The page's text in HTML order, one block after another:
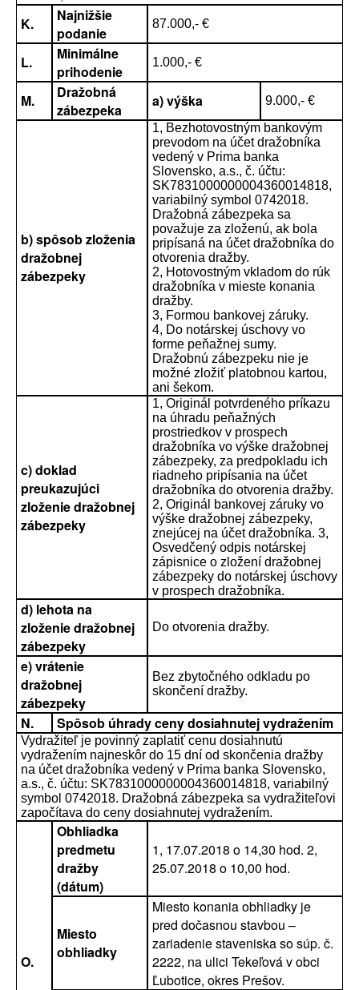
K.
Najnižšie
podanie
87.000,- €
L.
Minimálne
prihodenie
1.000,- €
M.
Dražobná
zábezpeka
a) výška 9.000,- €
b) spôsob zloženia
dražobnej
zábezpeky
1, Bezhotovostným bankovým
prevodom na účet dražobníka
vedený v Prima banka
Slovensko, a.s., č. účtu:
SK7831000000004360014818,
variabilný symbol 0742018.
Dražobná zábezpeka sa
považuje za zloženú, ak bola
pripísaná na účet dražobníka do
otvorenia dražby.
2, Hotovostným vkladom do rúk
dražobníka v mieste konania
dražby.
3, Formou bankovej záruky.
4, Do notárskej úschovy vo
forme peňažnej sumy.
Dražobnú zábezpeku nie je
možné zložiť platobnou kartou,
ani šekom.
c) doklad
preukazujúci
zloženie dražobnej
zábezpeky
1, Originál potvrdeného príkazu
na úhradu peňažných
prostriedkov v prospech
dražobníka vo výške dražobnej
zábezpeky, za predpokladu ich
riadneho pripísania na účet
dražobníka do otvorenia dražby.
2, Originál bankovej záruky vo
výške dražobnej zábezpeky,
znejúcej na účet dražobníka. 3,
Osvedčený odpis notárskej
zápisnice o zložení dražobnej
zábezpeky do notárskej úschovy
v prospech dražobníka.
d) lehota na
zloženie dražobnej
zábezpeky
Do otvorenia dražby.
e) vrátenie
dražobnej
zábezpeky
Bez zbytočného odkladu po
skončení dražby.
N. Spôsob úhrady ceny dosiahnutej vydražením
Vydražiteľ je povinný zaplatiť cenu dosiahnutú
vydražením najneskôr do 15 dní od skončenia dražby
na účet dražobníka vedený v Prima banka Slovensko,
a.s., č. účtu: SK7831000000004360014818, variabilný
symbol 0742018. Dražobná zábezpeka sa vydražiteľovi
započítava do ceny dosiahnutej vydražením.
O.
Obhliadka
predmetu
dražby
(dátum)
1, 17.07.2018 o 14,30 hod. 2,
25.07.2018 o 10,00 hod.
Miesto
obhliadky
Miesto konania obhliadky je
pred dočasnou stavbou –
zariadenie staveniska so súp. č.
2222, na ulici Tekeľová v obci
Ľubotice, okres Prešov.